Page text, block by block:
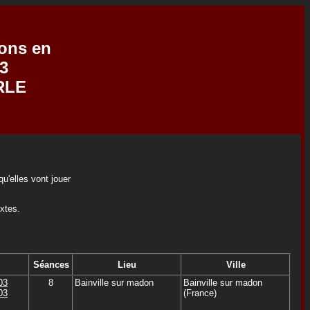
en
vont jouer
Séances Lieu
Ville
8 Bainville sur madon
Bainville sur madon
(France)